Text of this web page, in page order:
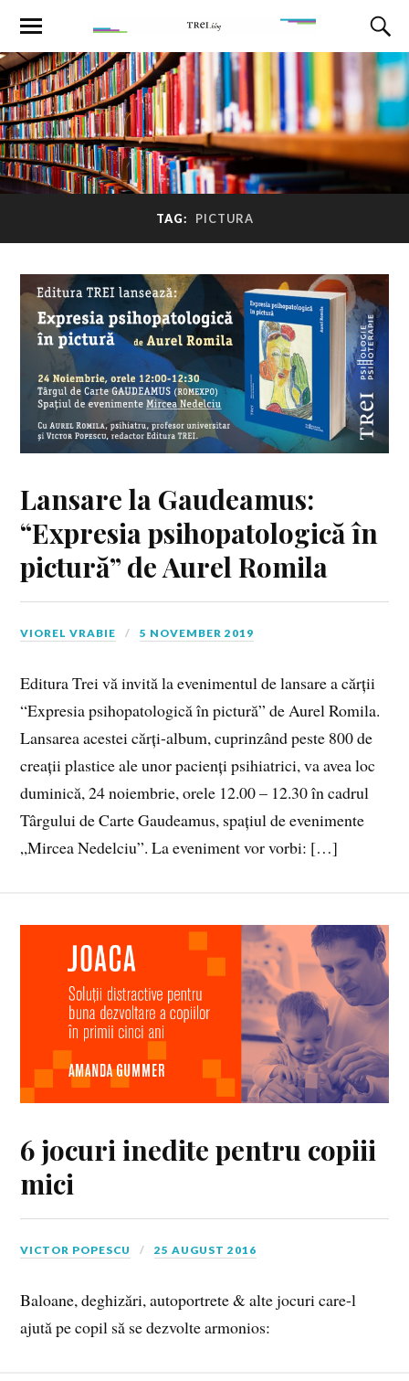
TAG: PICTURA
Lansare la Gaudeamus:
“Expresia psihopatologică în
pictură” de Aurel Romila
VIOREL VRABIE 5 NOVEMBER 2019
Editura Trei vă invită la evenimentul de lansare a cărții
“Expresia psihopatologică în pictură” de Aurel Romila.
Lansarea acestei cărți-album, cuprinzând peste 800 de
creații plastice ale unor pacienți psihiatrici, va avea loc
duminică, 24 noiembrie, orele 12.00 – 12.30 în cadrul
Târgului de Carte Gaudeamus, spațiul de evenimente
„Mircea Nedelciu”. La eveniment vor vorbi: […]
6 jocuri inedite pentru copiii
mici
VICTOR POPESCU 25 AUGUST 2016
Baloane, deghizări, autoportrete & alte jocuri care-l
ajută pe copil să se dezvolte armonios: